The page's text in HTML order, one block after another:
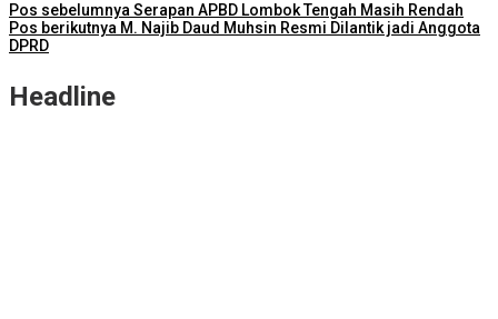
Pos sebelumnyaSerapan APBD Lombok Tengah Masih Rendah
Pos berikutnya M. Najib Daud Muhsin Resmi Dilantik jadi Anggota
DPRD
Headline